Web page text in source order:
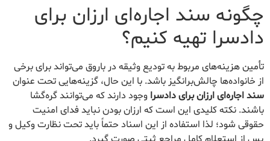
چگونه سند اجاره‌ای ارزان برای
دادسرا تهیه کنیم؟
تأمین هزینه‌های مربوط به تودیع وثیقه در باروق می‌تواند برای برخی
از خانواده‌ها چالش‌برانگیز باشد. با این حال، گزینه‌هایی تحت عنوان
سند اجاره‌ای ارزان برای دادسرا وجود دارند که می‌توانند گره‌گشا
باشند. نکته کلیدی این است که ارزان بودن نباید فدای امنیت
حقوقی شود؛ لذا استفاده از این اسناد حتماً باید تحت نظارت وکیل و